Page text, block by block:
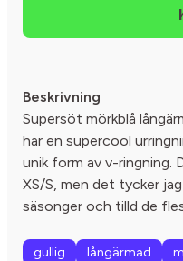
Beskrivning
Supersöt mörkblå
har en supercool
unik form av v-ringning.
XS/S, men det tycker
säsonger och tilld de
gullig långärmad